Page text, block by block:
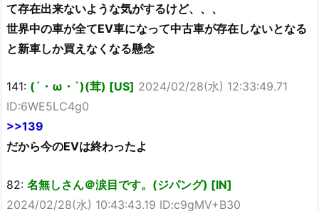
て存在出来ないような気がするけど、、、
世界中の車が全てEV車になって中古車が存在しないとなる
と新車しか買えなくなる懸念
141: (´・ω・`)(茸) [US] 2024/02/28(水) 12:33:49.71
ID:6WE5LC4g0
>>139
だから今のEVは終わったよ
82: 名無しさん＠涙目です。(ジパング) [IN]
2024/02/28(水) 10:43:43.19 ID:c9gMV+B30